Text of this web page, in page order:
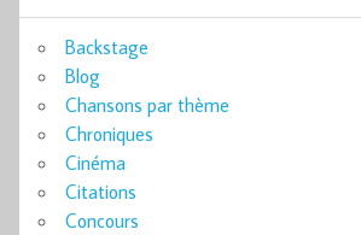
Backstage
Blog
Chansons par thème
Chroniques
Cinéma
Citations
Concours